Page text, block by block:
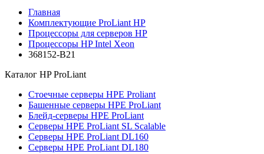
Главная
Комплектующие ProLiant HP
Процессоры для серверов HP
Процессоры HP Intel Xeon
368152-B21
Каталог HP ProLiant
Стоечные серверы HPE Proliant
Башенные серверы HPE ProLiant
Блейд-серверы HPE ProLiant
Серверы HPE ProLiant SL Scalable
Серверы HPE ProLiant DL160
Серверы HPE ProLiant DL180